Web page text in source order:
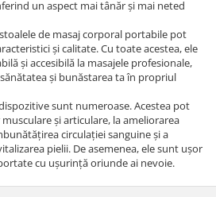
un aspect mai tânăr și mai neted
de masaj corporal portabile pot
și calitate. Cu toate acestea, ele
și accesibilă la masajele profesionale,
și bunăstarea ta în propriul
sunt numeroase. Acestea pot
și articulare, la ameliorarea
circulației sanguine și a
pielii. De asemenea, ele sunt ușor
cu ușurință oriunde ai nevoie.